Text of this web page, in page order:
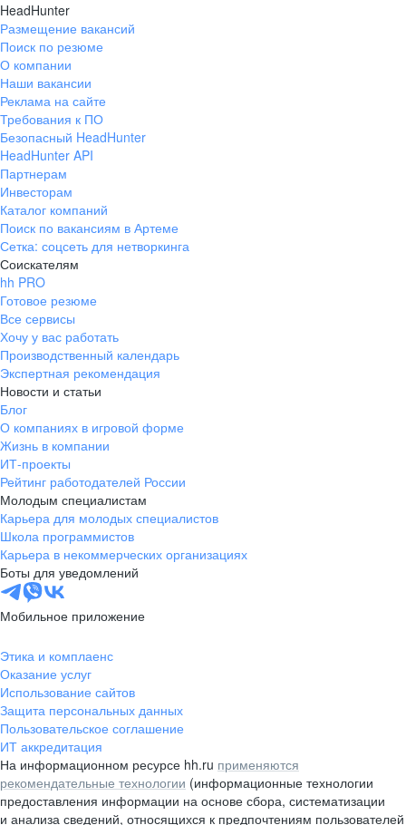
HeadHunter
Размещение вакансий
Поиск по резюме
О компании
Наши вакансии
Реклама на сайте
Требования к ПО
Безопасный HeadHunter
HeadHunter API
Партнерам
Инвесторам
Каталог компаний
Поиск по вакансиям в Артеме
Сетка: соцсеть для нетворкинга
Соискателям
hh PRO
Готовое резюме
Все сервисы
Хочу у вас работать
Производственный календарь
Экспертная рекомендация
Новости и статьи
Блог
О компаниях в игровой форме
Жизнь в компании
ИТ-проекты
Рейтинг работодателей России
Молодым специалистам
Карьера для молодых специалистов
Школа программистов
Карьера в некоммерческих организациях
Боты для уведомлений
Мобильное приложение
Этика и комплаенс
Оказание услуг
Использование сайтов
Защита персональных данных
Пользовательское соглашение
ИТ аккредитация
На информационном ресурсе hh.ru применяются
рекомендательные технологии (информационные технологии
предоставления информации на основе сбора, систематизации
и анализа сведений, относящихся к предпочтениям пользователей